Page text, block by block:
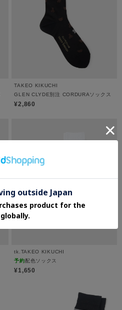
TAKEO KIKUCHI
GLEN CLYDE別注 CORDURAソックス
¥2,860
tk.TAKEO KIKUCHI
予約配色ソックス
¥1,650